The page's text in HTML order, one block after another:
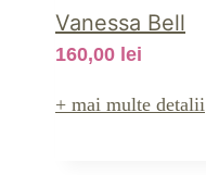
Vanessa Bell
160,00 lei
+ mai multe detalii